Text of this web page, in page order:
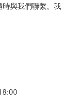
時與我們聯繫。我